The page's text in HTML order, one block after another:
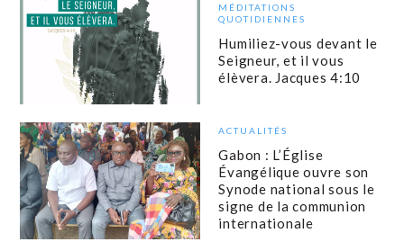
MÉDITATIONS
QUOTIDIENNES
Humiliez-vous devant le
Seigneur, et il vous
élèvera. Jacques 4:10
ACTUALITÉS
Gabon : L’Église
Évangélique ouvre son
Synode national sous le
signe de la communion
internationale